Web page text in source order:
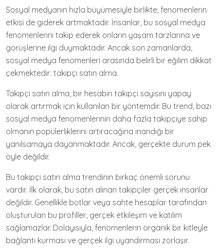
Sosyal medyanın hızla büyümesiyle birlikte, fenomenlerin
etkisi de giderek artmaktadır. İnsanlar, bu sosyal medya
fenomenlerini takip ederek onların yaşam tarzlarına ve
görüşlerine ilgi duymaktadır. Ancak son zamanlarda,
sosyal medya fenomenleri arasında belirli bir eğilim dikkat
çekmektedir: takipçi satın alma.
Takipçi satın alma, bir hesabın takipçi sayısını yapay
olarak artırmak için kullanılan bir yöntemdir. Bu trend, bazı
sosyal medya fenomenlerinin daha fazla takipçiye sahip
olmanın popülerliklerini artıracağına inandığı bir
yanılsamaya dayanmaktadır. Ancak, gerçekte durum pek
öyle değildir.
Bu takipçi satın alma trendinin birkaç önemli sorunu
vardır. İlk olarak, bu satın alınan takipçiler gerçek insanlar
değildir. Genellikle botlar veya sahte hesaplar tarafından
oluşturulan bu profiller, gerçek etkileşim ve katılım
sağlamazlar. Dolayısıyla, fenomenlerin organik bir kitleyle
bağlantı kurması ve gerçek ilgi uyandırması zorlaşır.